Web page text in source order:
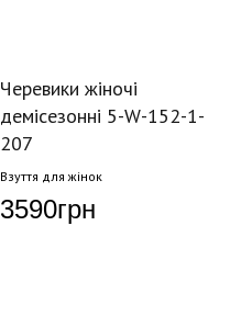
Черевики жіночі
демісезонні 5-W-152-1-
207
Взуття для жінок
3590грн